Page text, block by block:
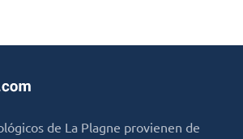
de La Plagne provienen de